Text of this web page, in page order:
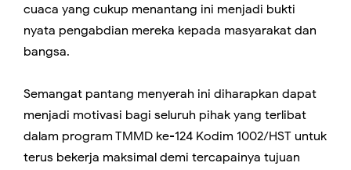
cuaca yang cukup menantang ini menjadi bukti
nyata pengabdian mereka kepada masyarakat dan
bangsa.
Semangat pantang menyerah ini diharapkan dapat
menjadi motivasi bagi seluruh pihak yang terlibat
dalam program TMMD ke-124 Kodim 1002/HST untuk
terus bekerja maksimal demi tercapainya tujuan